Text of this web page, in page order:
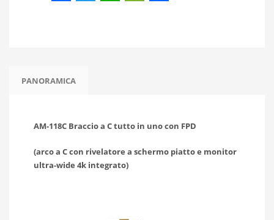
PANORAMICA
AM-118C Braccio a C tutto in uno con FPD
(arco a C con rivelatore a schermo piatto e monitor
ultra-wide 4k integrato)